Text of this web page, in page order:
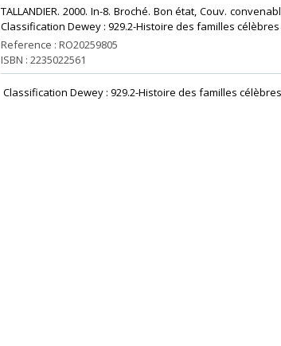
‎TALLANDIER. 2000. In-8. Broché. Bon état, Couv.
Classification Dewey : 929.2-Histoire des familles célèbres‎
Reference : RO20259805
ISBN : 2235022561
‎ Classification Dewey : 929.2-Histoire des familles célèbres‎